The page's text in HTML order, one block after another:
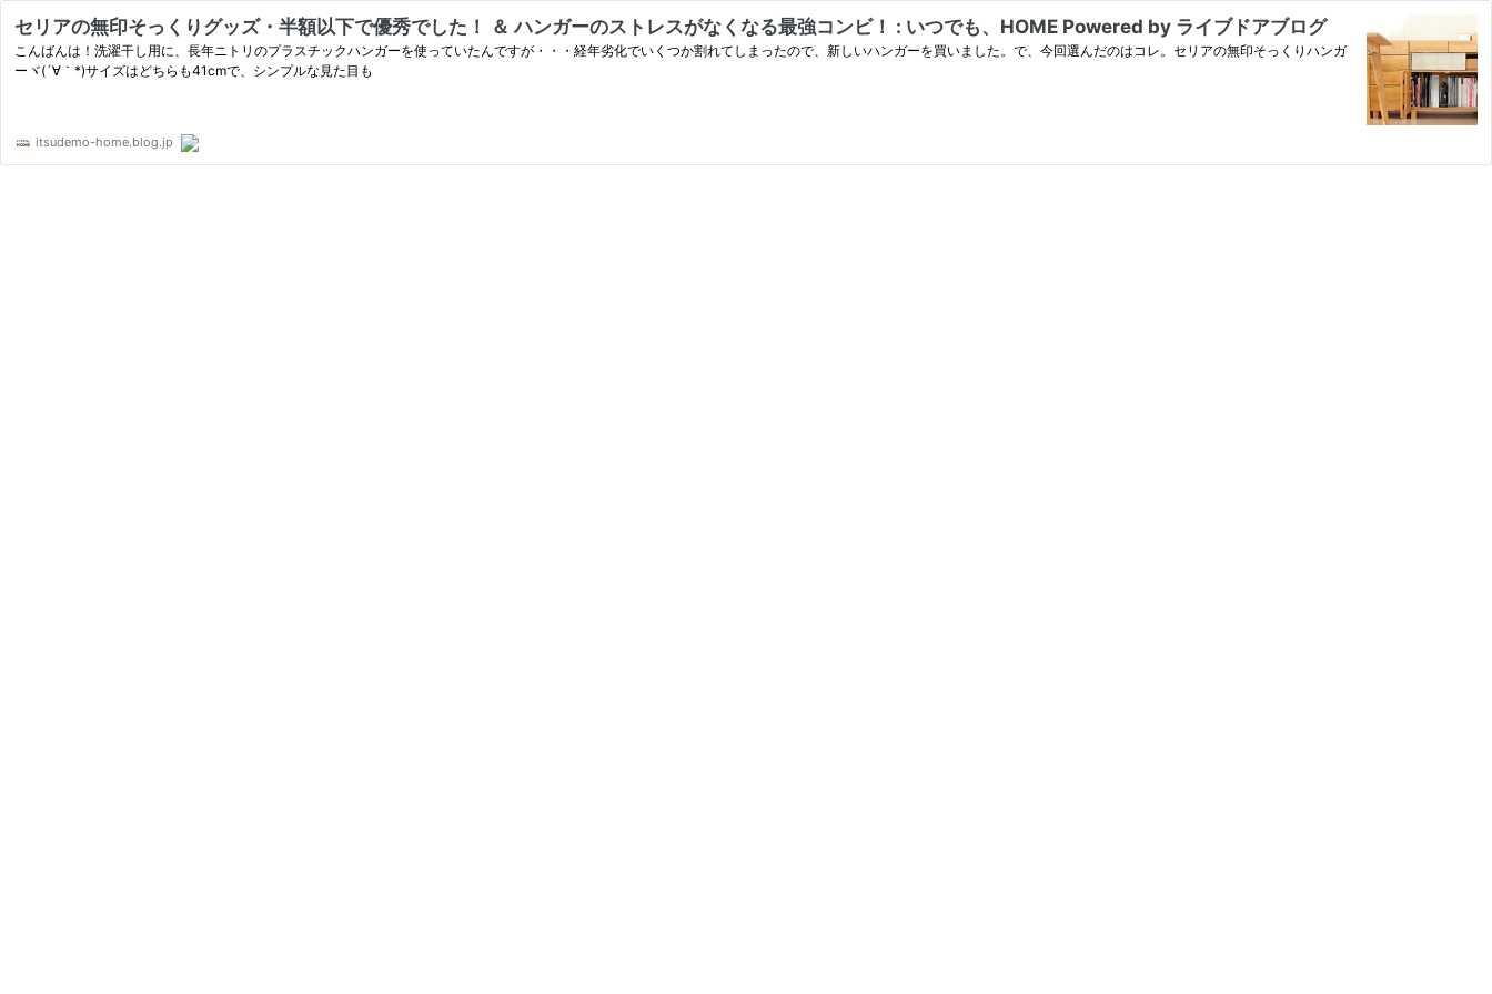
セリアの無印そっくりグッズ・半額以下で優秀でした！ ＆ ハンガーのストレスがなくなる最強コンビ！ : いつでも、HOME Powered by ライブドアブログ
こんばんは！洗濯干し用に、長年ニトリのプラスチックハンガーを使っていたんですが・・・経年劣化でいくつか割れてしまったので、新しいハンガーを買いました。で、今回選んだのはコレ。セリアの無印そっくりハンガ
ーヾ(´∀｀*)サイズはどちらも41cmで、シンプルな見た目も
itsudemo-home.blog.jp